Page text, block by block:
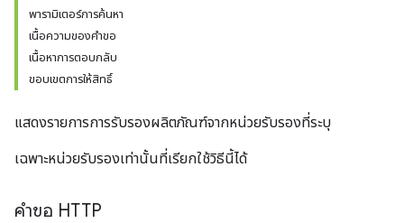
พารามิเตอร์การค้นหา
เนื้อความของคำขอ
เนื้อหาการตอบกลับ
ขอบเขตการให้สิทธิ์
แสดงรายการการรับรองผลิตภัณฑ์จากหน่วยรับรองที่ระบุ
เฉพาะหน่วยรับรองเท่านั้นที่เรียกใช้วิธีนี้ได้
คำขอ HTTP